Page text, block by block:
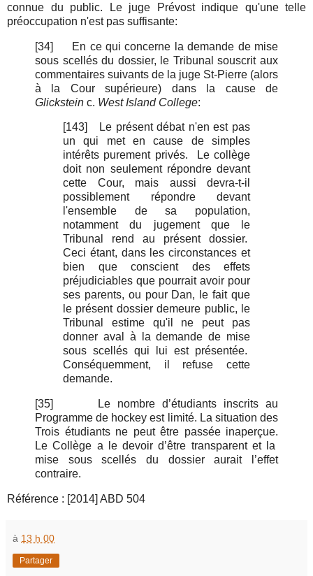
connue du public. Le juge Prévost indique qu'une telle
préoccupation n'est pas suffisante:
[34]
En ce qui concerne la demande de mise
sous scellés du dossier, le Tribunal souscrit aux
commentaires suivants de la juge St-Pierre (alors
à la Cour supérieure) dans la cause de
Glickstein c. West Island College:
[143] Le présent débat n'en est pas
un qui met en cause de simples
intérêts purement privés. Le collège
doit non seulement répondre devant
cette Cour, mais aussi devra-t-il
possiblement répondre devant
l'ensemble de sa population,
notamment du jugement que le
Tribunal rend au présent dossier.
Ceci étant, dans les circonstances et
bien que conscient des effets
préjudiciables que pourrait avoir pour
ses parents, ou pour Dan, le fait que
le présent dossier demeure public, le
Tribunal estime qu'il ne peut pas
donner aval à la demande de mise
sous scellés qui lui est présentée.
Conséquemment, il refuse cette
demande.
[35]
Le nombre d’étudiants inscrits au
Programme de hockey est limité. La situation des
Trois étudiants ne peut être passée inaperçue.
Le Collège a le devoir d’être transparent et la
mise sous scellés du dossier aurait l’effet
contraire.
Référence : [2014] ABD 504
à 13 h 00
Partager